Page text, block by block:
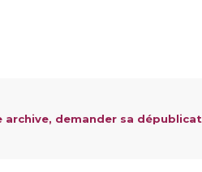
demander sa